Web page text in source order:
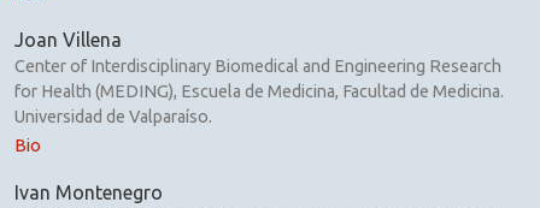
Joan Villena
Center of Interdisciplinary Biomedical and Engineering Research
for Health (MEDING), Escuela de Medicina, Facultad de Medicina.
Universidad de Valparaíso.
Bio
Ivan Montenegro